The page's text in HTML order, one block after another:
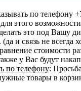
по телефону
этого
это под Вашу
и связь не всегда
стоимости
у Вас будут
по телефону:
товары в